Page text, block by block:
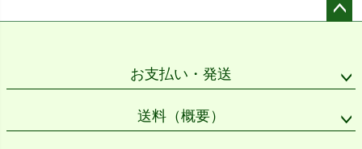
お支払い・発送
送料（概要）